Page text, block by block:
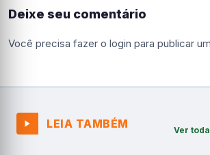
Deixe seu comentário
Você precisa fazer o login para publicar
LEIA TAMBÉM Ver